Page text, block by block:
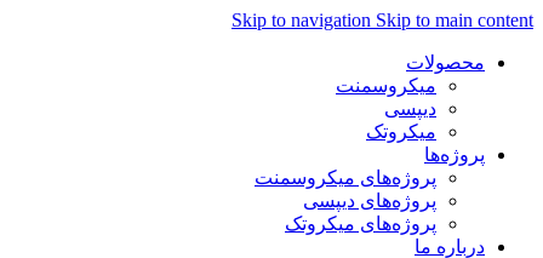
Skip to navigation Skip to main content
محصولات
میکروسمنت
دیپسی
میکروتک
پروژه‌ها
پروژه‌های میکروسمنت
پروژه‌های دیپسی
پروژه‌های میکروتک
درباره ما